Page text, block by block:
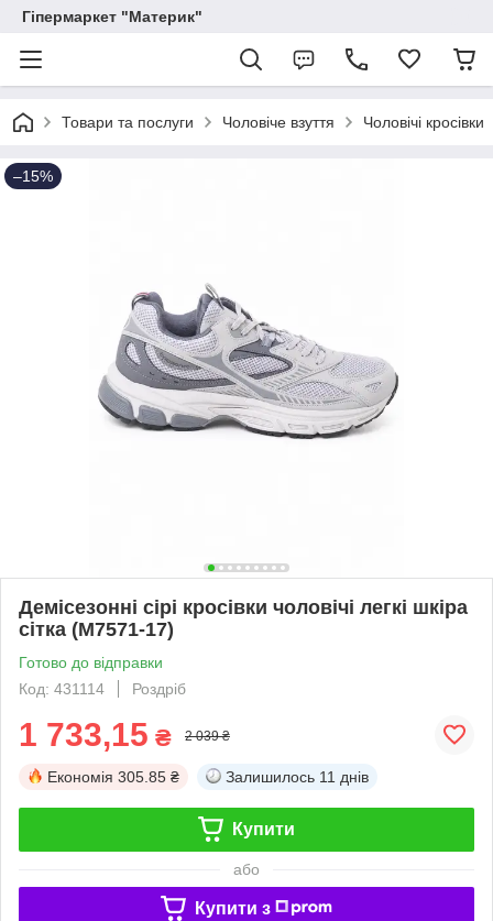
Гіпермаркет "Материк"
Товари та послуги Чоловіче взуття Чоловічі кросівки
–15%
Демісезонні сірі кросівки чоловічі легкі шкіра
сітка (M7571-17)
Готово до відправки
Код: 431114
Роздріб
1 733,15 ₴ 2 039 ₴
Економія 305.85 ₴ Залишилось 11 днів
Купити
або
Купити з